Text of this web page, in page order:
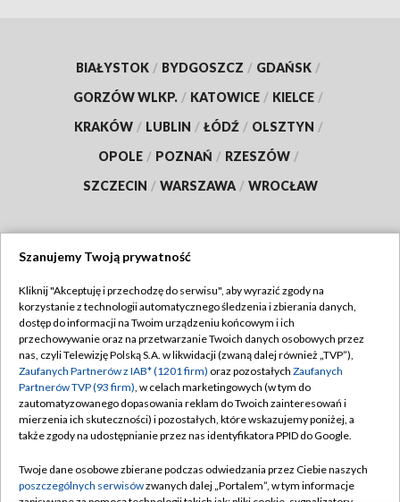
BIAŁYSTOK / BYDGOSZCZ / GDAŃSK /
GORZÓW WLKP. / KATOWICE / KIELCE /
KRAKÓW / LUBLIN / ŁÓDŹ / OLSZTYN /
OPOLE / POZNAŃ / RZESZÓW /
SZCZECIN / WARSZAWA / WROCŁAW
TVP
Abonament TVP
Emisja w TVP
Centrum informacji TVP
Naziemna Telewizja Cyfrowa
Rada Programowa
Regulamin TVP
Polityka prywatności
Moje zgody
Pomoc
Kontakt
Szanujemy Twoją prywatność
Kliknij "Akceptuję i przechodzę do serwisu", aby wyrazić zgody na
korzystanie z technologii automatycznego śledzenia i zbierania danych,
dostęp do informacji na Twoim urządzeniu końcowym i ich
przechowywanie oraz na przetwarzanie Twoich danych osobowych przez
nas, czyli Telewizję Polską S.A. w likwidacji (zwaną dalej również „TVP”),
Zaufanych Partnerów z IAB* (1201 firm) oraz pozostałych Zaufanych
Partnerów TVP (93 firm), w celach marketingowych (w tym do
zautomatyzowanego dopasowania reklam do Twoich zainteresowań i
mierzenia ich skuteczności) i pozostałych, które wskazujemy poniżej, a
także zgody na udostępnianie przez nas identyfikatora PPID do Google.
Twoje dane osobowe zbierane podczas odwiedzania przez Ciebie naszych
poszczególnych serwisówzwanych dalej „Portalem”, w tym informacje